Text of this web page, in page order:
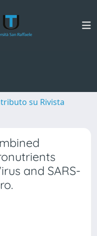
su Rivista
and SARS-